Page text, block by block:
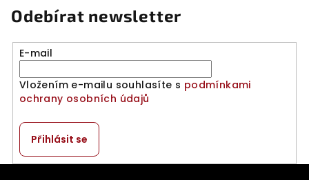
Odebírat newsletter
E-mail
Vložením e-mailu souhlasíte s podmínkami
ochrany osobních údajů
Přihlásit se